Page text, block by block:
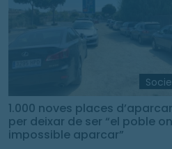
1.000 noves places
per deixar de ser “el poble
impossible aparcar”